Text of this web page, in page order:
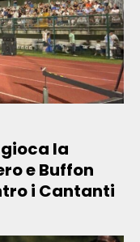
la
e Buffon
i Cantanti